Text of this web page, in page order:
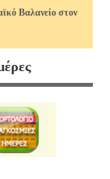
Βαλανείο στον
2ο. Πώς να τις